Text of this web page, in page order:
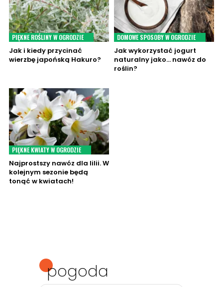
PIĘKNE ROŚLINY W OGRODZIE
Jak i kiedy przycinać
wierzbę japońską Hakuro?
DOMOWE SPOSOBY W OGRODZIE
Jak wykorzystać jogurt
naturalny jako… nawóz do
roślin?
PIĘKNE KWIATY W OGRODZIE
Najprostszy nawóz dla lilii. W
kolejnym sezonie będą
tonąć w kwiatach!
pogoda